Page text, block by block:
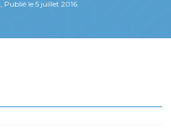
, Publié le 5 juillet 2016